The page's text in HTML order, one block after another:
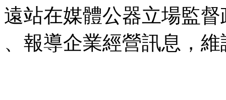
遠站在媒體公器立場監督
、報導企業經營訊息，